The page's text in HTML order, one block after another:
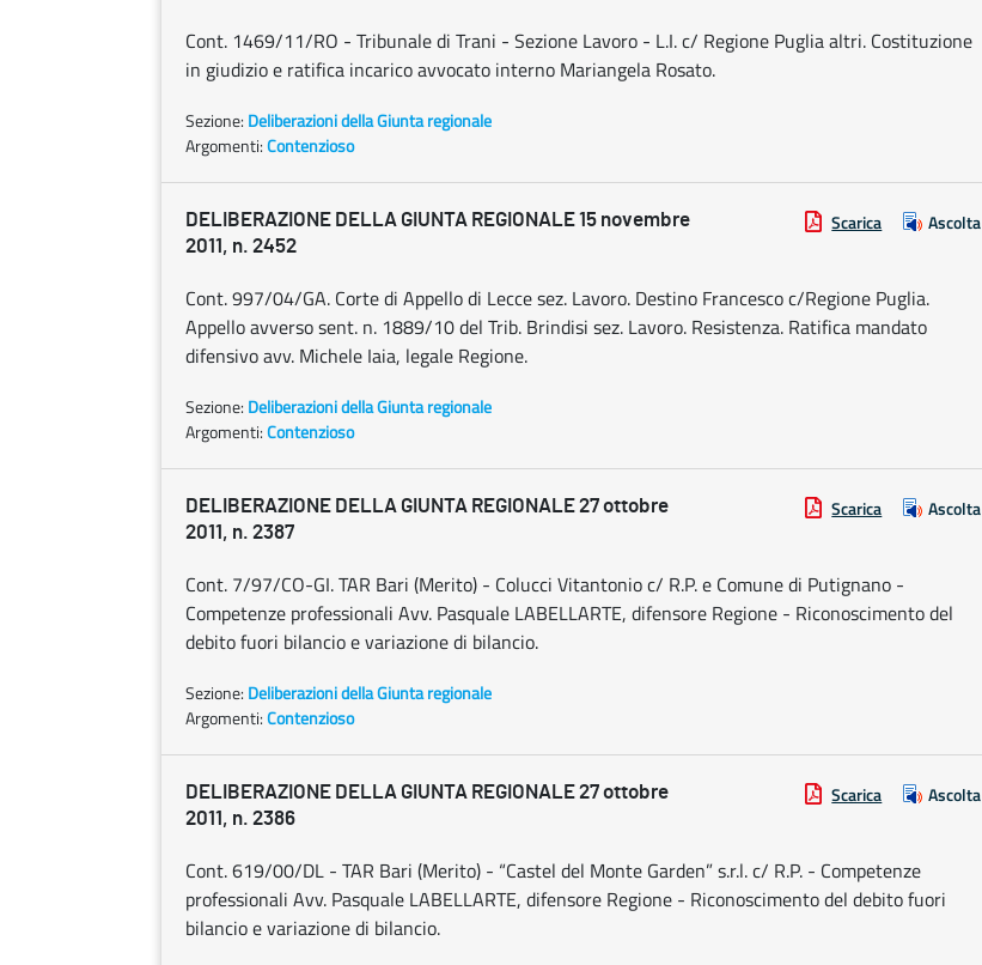
Cont. 1469/11/RO - Tribunale di Trani - Sezione Lavoro - L.I. c/ Regione Puglia altri. Costituzione
in giudizio e ratifica incarico avvocato interno Mariangela Rosato.
Sezione: Deliberazioni della Giunta regionale
Argomenti:Contenzioso
DELIBERAZIONE DELLA GIUNTA REGIONALE 15 novembre
2011, n. 2452
Scarica Ascolta
Cont. 997/04/GA. Corte di Appello di Lecce sez. Lavoro. Destino Francesco c/Regione Puglia.
Appello avverso sent. n. 1889/10 del Trib. Brindisi sez. Lavoro. Resistenza. Ratifica mandato
difensivo avv. Michele Iaia, legale Regione.
Sezione: Deliberazioni della Giunta regionale
Argomenti:Contenzioso
DELIBERAZIONE DELLA GIUNTA REGIONALE 27 ottobre
2011, n. 2387
Scarica Ascolta
Cont. 7/97/CO-GI. TAR Bari (Merito) - Colucci Vitantonio c/ R.P. e Comune di Putignano -
Competenze professionali Avv. Pasquale LABELLARTE, difensore Regione - Riconoscimento del
debito fuori bilancio e variazione di bilancio.
Sezione: Deliberazioni della Giunta regionale
Argomenti:Contenzioso
DELIBERAZIONE DELLA GIUNTA REGIONALE 27 ottobre
2011, n. 2386
Scarica Ascolta
Cont. 619/00/DL - TAR Bari (Merito) - “Castel del Monte Garden” s.r.l. c/ R.P. - Competenze
professionali Avv. Pasquale LABELLARTE, difensore Regione - Riconoscimento del debito fuori
bilancio e variazione di bilancio.